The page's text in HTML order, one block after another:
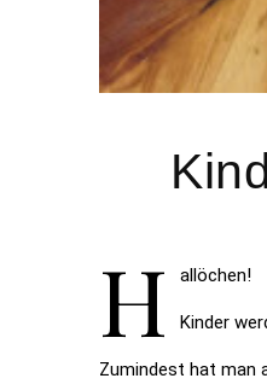
H allöchen!
Kinder
Zumindest hat man